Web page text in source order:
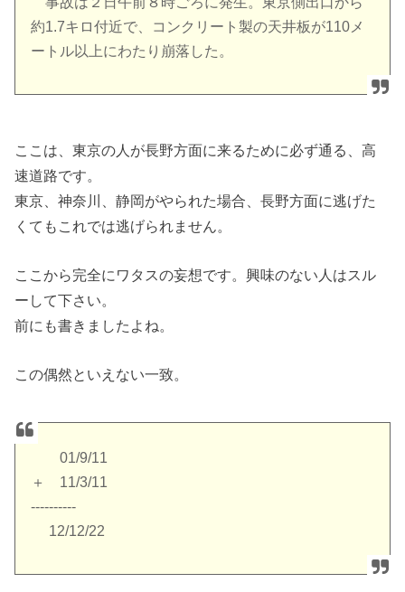
約1.7キロ付近で、コンクリート製の天井板が110メ
ートル以上にわたり崩落した。
ここは、東京の人が長野方面に来るために必ず通る、高
速道路です。
東京、神奈川、静岡がやられた場合、長野方面に逃げた
くてもこれでは逃げられません。
ここから完全にワタスの妄想です。興味のない人はスル
ーして下さい。
前にも書きましたよね。
この偶然といえない一致。
01/9/11
＋ 11/3/11
----------
12/12/22